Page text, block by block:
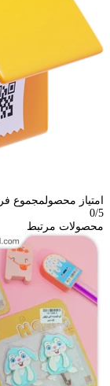
امتیاز محصولمجموع
0/5
محصولات مرتبط